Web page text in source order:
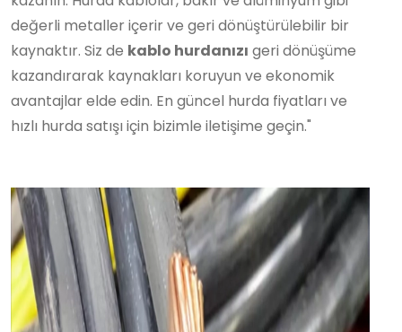
değerli metaller içerir ve geri dönüştürülebilir bir
kaynaktır. Siz de kablo hurdanızı geri dönüşüme
kazandırarak kaynakları koruyun ve ekonomik
avantajlar elde edin. En güncel hurda fiyatları ve
hızlı hurda satışı için bizimle iletişime geçin."